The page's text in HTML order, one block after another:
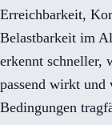
Erreichbarkeit,
Belastbarkeit im
erkennt schneller,
passend wirkt und
Bedingungen